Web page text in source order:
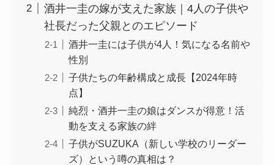
酒井一圭の嫁が支えた家族｜4人の子供や
社長だった父親とのエピソード
酒井一圭には子供が4人！気になる名前や
性別
子供たちの年齢構成と成長【2024年時
点】
純烈・酒井一圭の娘はダンスが得意！活
動を支える家族の絆
子供がSUZUKA（新しい学校のリーダー
ズ）という噂の真相は？